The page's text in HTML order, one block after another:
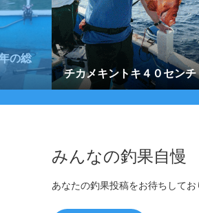
の総
チカメキントキ４０センチ
みんなの釣果自慢
あなたの釣果投稿をお待ちしてお